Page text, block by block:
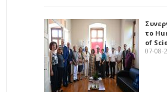
το
of
07-08-